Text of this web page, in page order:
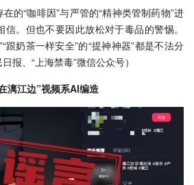
的“咖啡因”与严管的“精神类管制药物”进
。但也不要因此放松对于毒品的警惕。
跟奶茶一样安全”的“提神神器”都是不法分
报、“上海禁毒”微信公众号）
漓江边”视频系AI编造